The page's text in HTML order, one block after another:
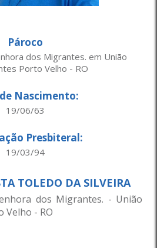
Pároco
dos Migrantes. em União
Porto Velho - RO
Nascimento:
19/06/63
Presbiteral:
19/03/94
TOLEDO DA SILVEIRA
dos Migrantes. - União
Velho - RO